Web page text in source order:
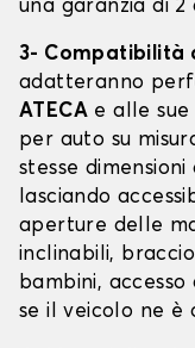
una garanzia di 2
3- Compatibilità
adatteranno
ATECA e alle
per auto su
stesse
lasciando
aperture delle
inclinabili,
bambini,
se il veicolo ne è